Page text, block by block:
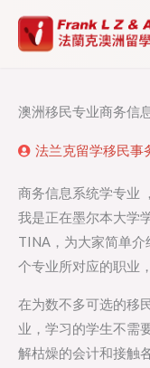
澳洲移民专业商务信
法兰克留学移民事
商务信息系统学专业
我是正在墨尔本大学
TINA，为大家简单
个专业所对应的职业
在为数不多可选的移
业，学习的学生不需
解枯燥的会计和接触